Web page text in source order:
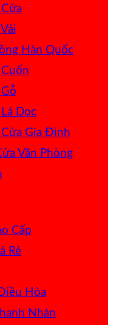
Hàn Quốc
Cuốn
Dọc
Cửa Gia Đình
Văn Phòng
Cấp
Rẻ
Hòa
Nhàn